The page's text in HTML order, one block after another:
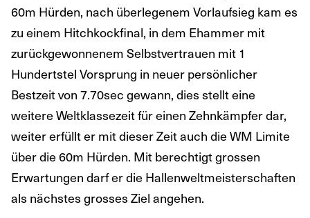
60m Hürden, nach überlegenem Vorlaufsieg kam es
zu einem Hitchkockfinal, in dem Ehammer mit
zurückgewonnenem Selbstvertrauen mit 1
Hundertstel Vorsprung in neuer persönlicher
Bestzeit von 7.70sec gewann, dies stellt eine
weitere Weltklassezeit für einen Zehnkämpfer dar,
weiter erfüllt er mit dieser Zeit auch die WM Limite
über die 60m Hürden. Mit berechtigt grossen
Erwartungen darf er die Hallenweltmeisterschaften
als nächstes grosses Ziel angehen.